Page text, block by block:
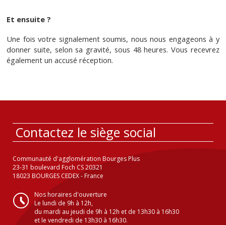
Et ensuite ?
Une fois votre signalement soumis, nous nous engageons à y
donner suite, selon sa gravité, sous 48 heures. Vous recevrez
également un accusé réception.
Contactez le siège social
Communauté d'agglomération Bourges Plus
23-31 boulevard Foch CS 20321
18023 BOURGES CEDEX - France
Nos horaires d'ouverture
Le lundi de 9h à 12h,
du mardi au jeudi de 9h à 12h et de 13h30 à 16h30
et le vendredi de 13h30 à 16h30.